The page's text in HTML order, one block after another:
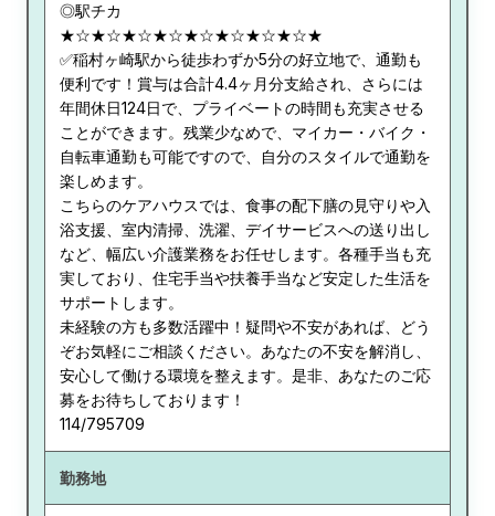
◎駅チカ
★☆★☆★☆★☆★☆★☆★☆★☆★
✅稲村ヶ崎駅から徒歩わずか5分の好立地で、通勤も
便利です！賞与は合計4.4ヶ月分支給され、さらには
年間休日124日で、プライベートの時間も充実させる
ことができます。残業少なめで、マイカー・バイク・
自転車通勤も可能ですので、自分のスタイルで通勤を
楽しめます。
こちらのケアハウスでは、食事の配下膳の見守りや入
浴支援、室内清掃、洗濯、デイサービスへの送り出し
など、幅広い介護業務をお任せします。各種手当も充
実しており、住宅手当や扶養手当など安定した生活を
サポートします。
未経験の方も多数活躍中！疑問や不安があれば、どう
ぞお気軽にご相談ください。あなたの不安を解消し、
安心して働ける環境を整えます。是非、あなたのご応
募をお待ちしております！
114/795709
勤務地